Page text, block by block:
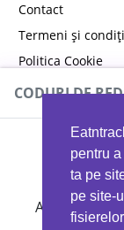
pentru
ta pe
pe site-
Contact
Termeni și
Politica Cookie
Politica de
CODURI DE
Ai 40%